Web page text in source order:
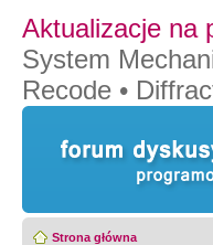
Aktualizacje na
System
Recode •
Strona główna